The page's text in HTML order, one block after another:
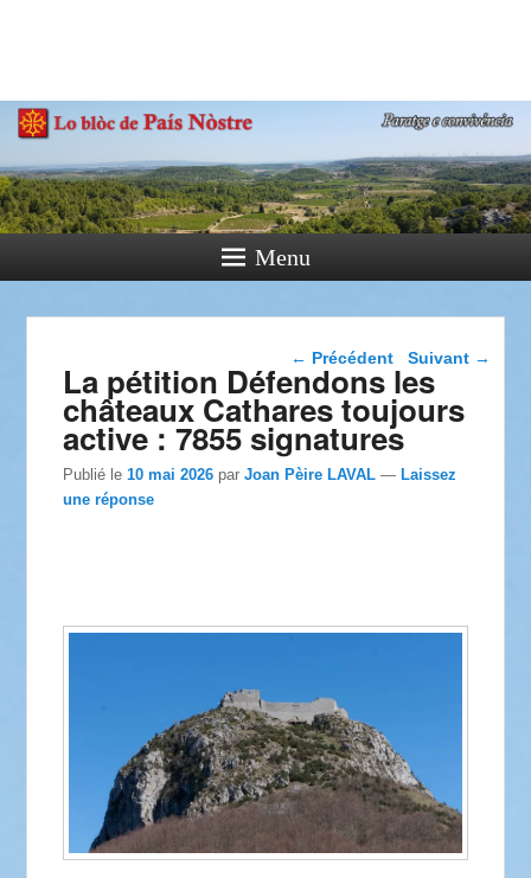
Paratge e Convivència
Menu
Navigation dans les
articles
← Précédent Suivant →
La pétition Défendons les
châteaux Cathares toujours
active : 7855 signatures
Publié le10 mai 2026 parJoan Pèire LAVAL —Laissez
une réponse